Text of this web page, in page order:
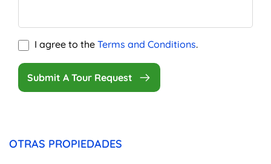
I agree to the Terms and Conditions.
Submit A Tour Request
OTRAS PROPIEDADES